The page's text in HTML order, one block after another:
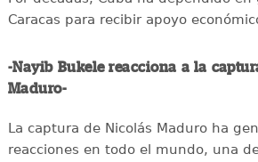
Caracas para recibir apoyo
-Nayib Bukele reacciona a la
Maduro-
La captura de Nicolás Maduro ha
reacciones en todo el mundo, una